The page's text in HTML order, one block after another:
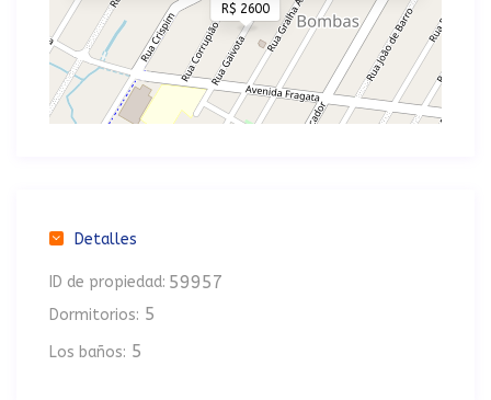
R$ 2600
Detalles
ID de propiedad: 59957
Dormitorios: 5
Los baños: 5